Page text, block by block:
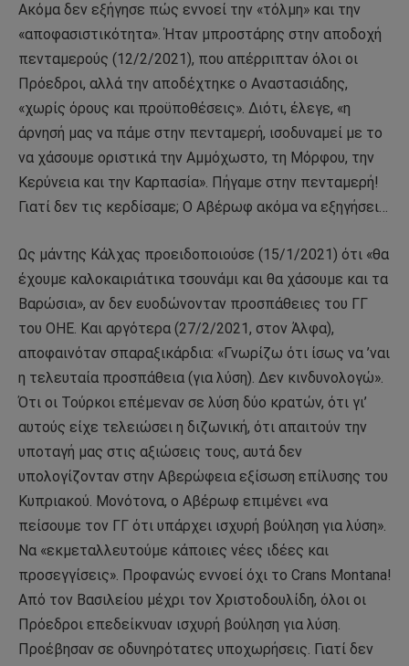
Ακόμα δεν εξήγησε πώς εννοεί την «τόλμη» και την
«αποφασιστικότητα». Ήταν μπροστάρης στην αποδοχή
πενταμερούς (12/2/2021), που απέρριπταν όλοι οι
Πρόεδροι, αλλά την αποδέχτηκε ο Αναστασιάδης,
«χωρίς όρους και προϋποθέσεις». Διότι, έλεγε, «η
άρνησή μας να πάμε στην πενταμερή, ισοδυναμεί με το
να χάσουμε οριστικά την Αμμόχωστο, τη Μόρφου, την
Κερύνεια και την Καρπασία». Πήγαμε στην πενταμερή!
Γιατί δεν τις κερδίσαμε; Ο Αβέρωφ ακόμα να εξηγήσει…
Ως μάντης Κάλχας προειδοποιούσε (15/1/2021) ότι «θα
έχουμε καλοκαιριάτικα τσουνάμι και θα χάσουμε και τα
Βαρώσια», αν δεν ευοδώνονταν προσπάθειες του ΓΓ
του ΟΗΕ. Και αργότερα (27/2/2021, στον Άλφα),
αποφαινόταν σπαραξικάρδια: «Γνωρίζω ότι ίσως να ’ναι
η τελευταία προσπάθεια (για λύση). Δεν κινδυνολογώ».
Ότι οι Τούρκοι επέμεναν σε λύση δύο κρατών, ότι γι’
αυτούς είχε τελειώσει η διζωνική, ότι απαιτούν την
υποταγή μας στις αξιώσεις τους, αυτά δεν
υπολογίζονταν στην Αβερώφεια εξίσωση επίλυσης του
Κυπριακού. Μονότονα, ο Αβέρωφ επιμένει «να
πείσουμε τον ΓΓ ότι υπάρχει ισχυρή βούληση για λύση».
Να «εκμεταλλευτούμε κάποιες νέες ιδέες και
προσεγγίσεις». Προφανώς εννοεί όχι το Crans Montana!
Από τον Βασιλείου μέχρι τον Χριστοδουλίδη, όλοι οι
Πρόεδροι επεδείκνυαν ισχυρή βούληση για λύση.
Προέβησαν σε οδυνηρότατες υποχωρήσεις. Γιατί δεν